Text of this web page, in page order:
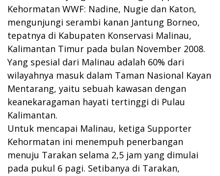
Kehormatan WWF: Nadine, Nugie dan Katon,
mengunjungi serambi kanan Jantung Borneo,
tepatnya di Kabupaten Konservasi Malinau,
Kalimantan Timur pada bulan November 2008.
Yang spesial dari Malinau adalah 60% dari
wilayahnya masuk dalam Taman Nasional Kayan
Mentarang, yaitu sebuah kawasan dengan
keanekaragaman hayati tertinggi di Pulau
Kalimantan.
Untuk mencapai Malinau, ketiga Supporter
Kehormatan ini menempuh penerbangan
menuju Tarakan selama 2,5 jam yang dimulai
pada pukul 6 pagi. Setibanya di Tarakan,